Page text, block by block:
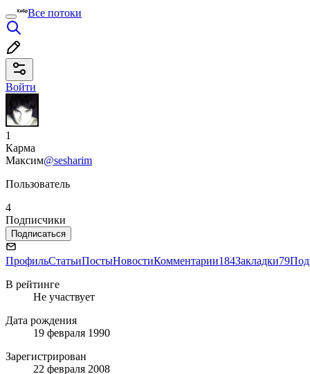
Все потоки
Войти
1
Карма
Максим@sesharim
Пользователь
4
Подписчики
Подписаться
ПрофильСтатьиПостыНовостиКомментарии184Закладки79
В рейтинге
Не участвует
Дата рождения
19 февраля 1990
Зарегистрирован
22 февраля 2008